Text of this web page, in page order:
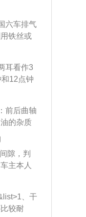
产，这
六车排气
铁丝或
，如果
应急措
所有的
然后将
塞的东
多引起
在草酸
清洗剂
车辆启
燃烧
让三元
情况就
耳看作3
12点钟
手握住
相同的
复练
在真实
好方
前后曲轴
的杂质
封效果
、
与缸体
室中，
度。使用
机油现
动性，
隙，判
主本人
厂或4s
罩破
半轴磨
产生异
、干
较耐